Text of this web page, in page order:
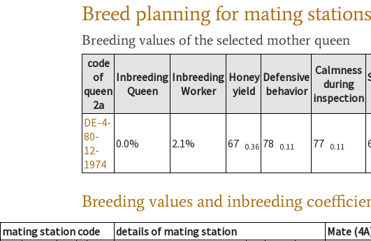
Breed planning for mating stations
Breeding values of the selected mother queen
code
of
queen
2a
Inbreeding
Queen
Inbreeding
Worker
Honey
yield
Defensive
behavior
Calmness
during
inspection
DE-4-
80-
12-
1974
0.0% 2.1% 67 0.36 78 0.11 77 0.11
Breeding values and inbreeding
mating station code details of mating station Mate